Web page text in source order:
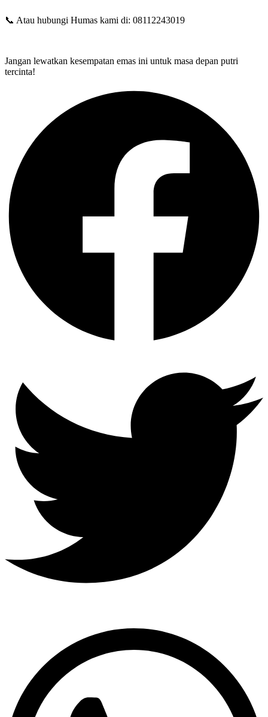
📞 Atau hubungi Humas kami di: 08112243019
Jangan lewatkan kesempatan emas ini untuk masa depan putri
tercinta!